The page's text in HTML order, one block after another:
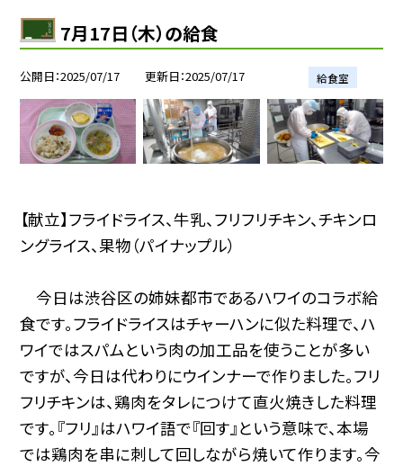
7月17日（木）の給食
公開日 2025/07/17 更新日 2025/07/17 給食室
【献立】フライドライス、牛乳、フリフリチキン、チキンロ
ングライス、果物（パイナップル）
今日は渋谷区の姉妹都市であるハワイのコラボ給
食です。フライドライスはチャーハンに似た料理で、ハ
ワイではスパムという肉の加工品を使うことが多い
ですが、今日は代わりにウインナーで作りました。フリ
フリチキンは、鶏肉をタレにつけて直火焼きした料理
です。『フリ』はハワイ語で『回す』という意味で、本場
では鶏肉を串に刺して回しながら焼いて作ります。今